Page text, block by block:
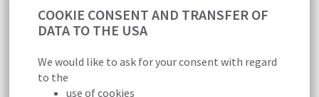
Ce système de rayonnages peut contenir
plusieurs étages suivant la hauteur des
entrepôts et sur lesquels des passerelles,
COOKIE CONSENT AND TRANSFER OF
DATA TO THE USA
We would like to ask for your consent with regard
to the
use of cookies